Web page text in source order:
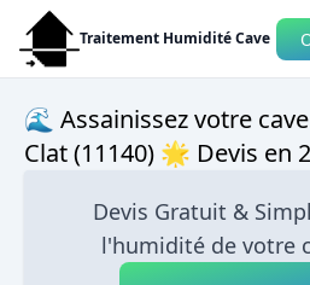
Traitement Humidité Cave
🌊 Assainissez votre
Clat (11140) 🌟 Devis en
Devis Gratuit &
l'humidité de votre